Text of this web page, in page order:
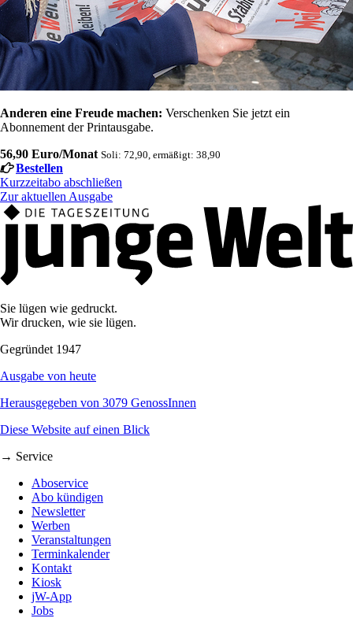
Anderen eine Freude machen: Verschenken Sie jetzt ein
Abonnement der Printausgabe.
56,90 Euro/Monat Soli: 72,90, ermäßigt: 38,90
Bestellen
Kurzzeitabo abschließen
Zur aktuellen Ausgabe
Sie lügen wie gedruckt.
Wir drucken, wie sie lügen.
Gegründet 1947
Ausgabe von heute
Herausgegeben von 3079 GenossInnen
Diese Website auf einen Blick
→ Service
Aboservice
Abo kündigen
Newsletter
Werben
Veranstaltungen
Terminkalender
Kontakt
Kiosk
jW-App
Jobs